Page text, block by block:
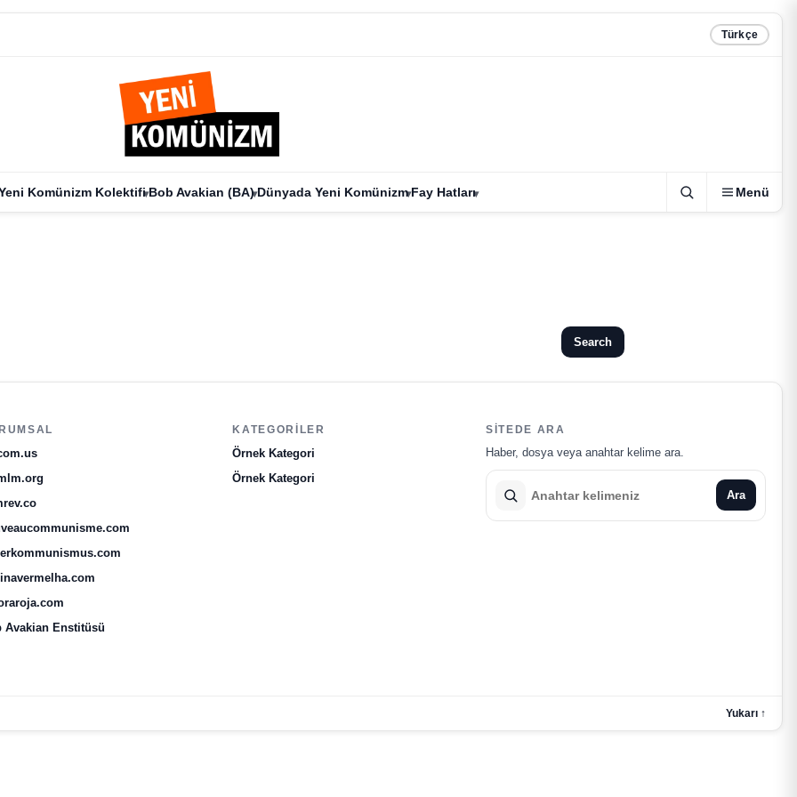
Türkçe
Komünizm KolektifiBob Avakian (BA)Dünyada Yeni KomünizmFay Hatları Menü
Search
Avakian Enstitüsü
KATEGORILER
Örnek Kategori
Örnek Kategori
SITEDE ARA
Haber, dosya veya anahtar kelime ara.
Ara
Yukarı ↑